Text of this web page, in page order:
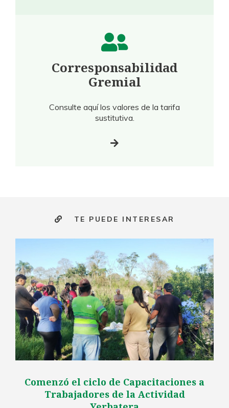
Corresponsabilidad
Gremial
Consulte aquí los valores de la tarifa
sustitutiva.
TE PUEDE INTERESAR
Comenzó el ciclo de Capacitaciones a
Trabajadores de la Actividad